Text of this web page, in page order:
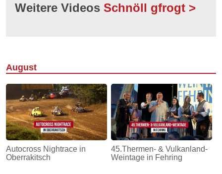
Weitere Videos Schnöll gfrogt >
August
Autocross Nightrace in
Oberrakitsch
45.Thermen- & Vulkanland-
Weintage in Fehring